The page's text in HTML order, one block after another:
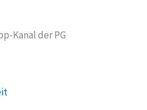
Kanal der PG